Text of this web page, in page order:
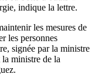
indique la lettre.
les mesures de
les personnes
signée par la ministre
ministre de la